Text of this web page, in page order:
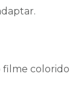
filme colorido